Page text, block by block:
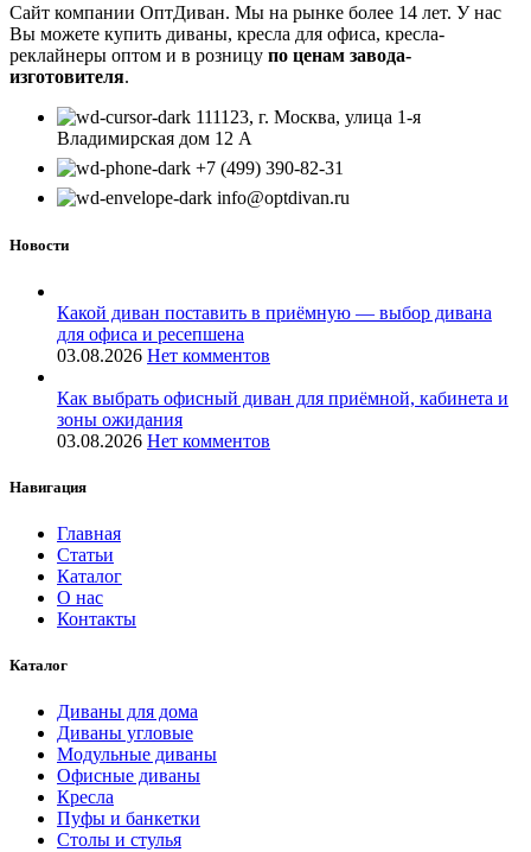
Сайт компании ОптДиван. Мы на рынке более 14 лет. У нас
Вы можете купить диваны, кресла для офиса, кресла-
реклайнеры оптом и в розницу по ценам завода-
изготовителя.
111123, г. Москва, улица 1-я
Владимирская дом 12 А
+7 (499) 390-82-31
info@optdivan.ru
Новости
Какой диван поставить в приёмную — выбор дивана
для офиса и ресепшена
03.08.2026 Нет комментов
Как выбрать офисный диван для приёмной, кабинета и
зоны ожидания
03.08.2026 Нет комментов
Навигация
Главная
Статьи
Каталог
О нас
Контакты
Каталог
Диваны для дома
Диваны угловые
Модульные диваны
Офисные диваны
Кресла
Пуфы и банкетки
Столы и стулья